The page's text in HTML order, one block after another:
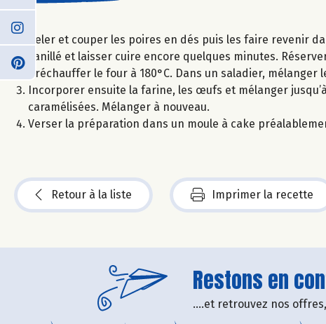
Peler et couper les poires en dés puis les faire revenir
vanillé et laisser cuire encore quelques minutes.
Préchauffer le four à 180°C. Dans un saladier, mélanger
Incorporer ensuite la farine, les œufs et mélanger
caramélisées. Mélanger à nouveau.
Verser la préparation dans un moule à cake
Retour à la liste Imprimer la recette
Restons en
....et retrouvez nos